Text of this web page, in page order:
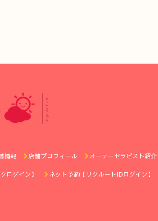
情報 店舗プロフィール オーナーセラピスト紹介
ログイン】 ネット予約【リクルートIDログイン】